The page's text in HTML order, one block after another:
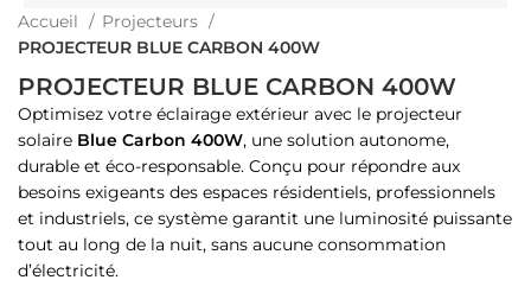
Accueil
Projecteurs
PROJECTEUR BLUE CARBON 400W
PROJECTEUR BLUE CARBON 400W
Optimisez votre éclairage extérieur avec le projecteur
solaire Blue Carbon 400W, une solution autonome,
durable et éco-responsable. Conçu pour répondre aux
besoins exigeants des espaces résidentiels, professionnels
et industriels, ce système garantit une luminosité puissante
tout au long de la nuit, sans aucune consommation
d’électricité.